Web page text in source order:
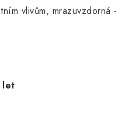
vlivům, mrazuvzdorná -
let